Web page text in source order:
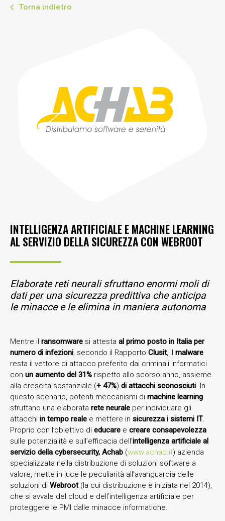
Torna indietro
INTELLIGENZA ARTIFICIALE E MACHINE LEARNING
AL SERVIZIO DELLA SICUREZZA CON WEBROOT
Elaborate reti neurali sfruttano enormi moli di
dati per una sicurezza predittiva che anticipa
le minacce e le elimina in maniera autonoma
Mentre il ransomware si attesta al primo posto in Italia per
numero di infezioni, secondo il Rapporto Clusit, il malware
resta il vettore di attacco preferito dai criminali informatici
con un aumento del 31% rispetto allo scorso anno, assieme
alla crescita sostanziale (+ 47%) di attacchi sconosciuti. In
questo scenario, potenti meccanismi di machine learning
sfruttano una elaborata rete neurale per individuare gli
attacchi in tempo reale e mettere in sicurezza i sistemi IT.
Proprio con l’obiettivo di educare e creare consapevolezza
sulle potenzialità e sull’efficacia dell’intelligenza artificiale al
servizio della cybersecurity, Achab (www.achab.it) azienda
specializzata nella distribuzione di soluzioni software a
valore, mette in luce le peculiarità all’avanguardia delle
soluzioni di Webroot (la cui distribuzione è iniziata nel 2014),
che si avvale del cloud e dell’intelligenza artificiale per
proteggere le PMI dalle minacce informatiche.